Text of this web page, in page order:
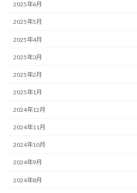
2025年6月
2025年5月
2025年4月
2025年3月
2025年2月
2025年1月
2024年12月
2024年11月
2024年10月
2024年9月
2024年8月